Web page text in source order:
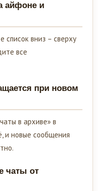
айфоне и
список вниз – сверху
все
при новом
в архиве» в
и новые сообщения
чаты от